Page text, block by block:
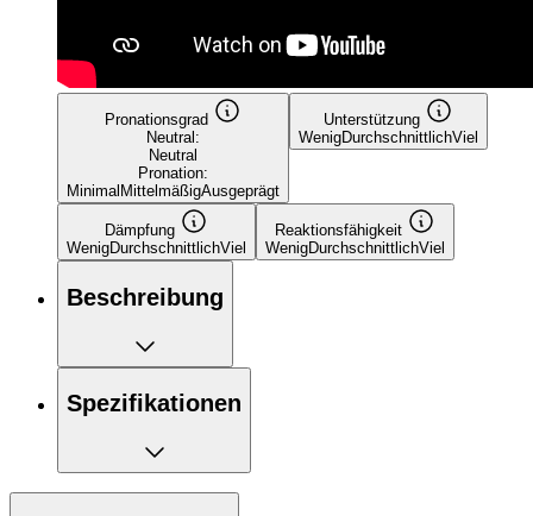
Pronationsgrad
Neutral:
Neutral
Pronation:
Minimal MittelmäßigAusgeprägt
Unterstützung
WenigDurchschnittlichViel
Dämpfung
WenigDurchschnittlichViel
Reaktionsfähigkeit
WenigDurchschnittlichViel
Beschreibung
Spezifikationen